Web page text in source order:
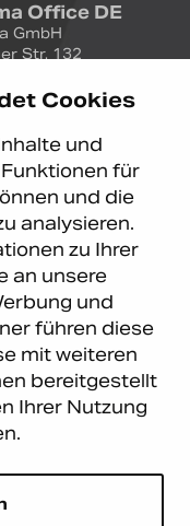
Cookies
und
für
und die
analysieren.
zu Ihrer
an unsere
und
führen diese
mit weiteren
bereitgestellt
Ihrer Nutzung
Office DE
GmbH
Str. 132
(0)211 9367 8390
2026 Carema
Rechte vorbehalten.
|Impressum